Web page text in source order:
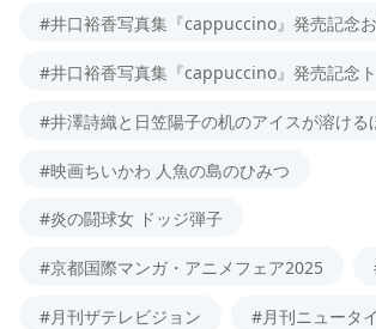
#井口裕香写真集『cappuccino』発売記念
#井口裕香写真集『cappuccino』発売記念
#井澤詩織と日笠陽子の机のアイスが溶ける
#映画ちいかわ 人魚の島のひみつ
#炎の闘球女 ドッジ弾子
#京都国際マンガ・アニメフェア2025
#月刊ザテレビジョン #月刊ニュータ